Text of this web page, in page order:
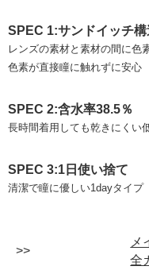
SPEC 1:サンドイッチ構
レンズの素材と素材の間に色
色素が直接瞳に触れずに安心
SPEC 2:含水率38.5％
長時間着用しても乾きにくい
SPEC 3:1日使い捨て
清潔で瞳に優しい1dayタイプ
メ
全